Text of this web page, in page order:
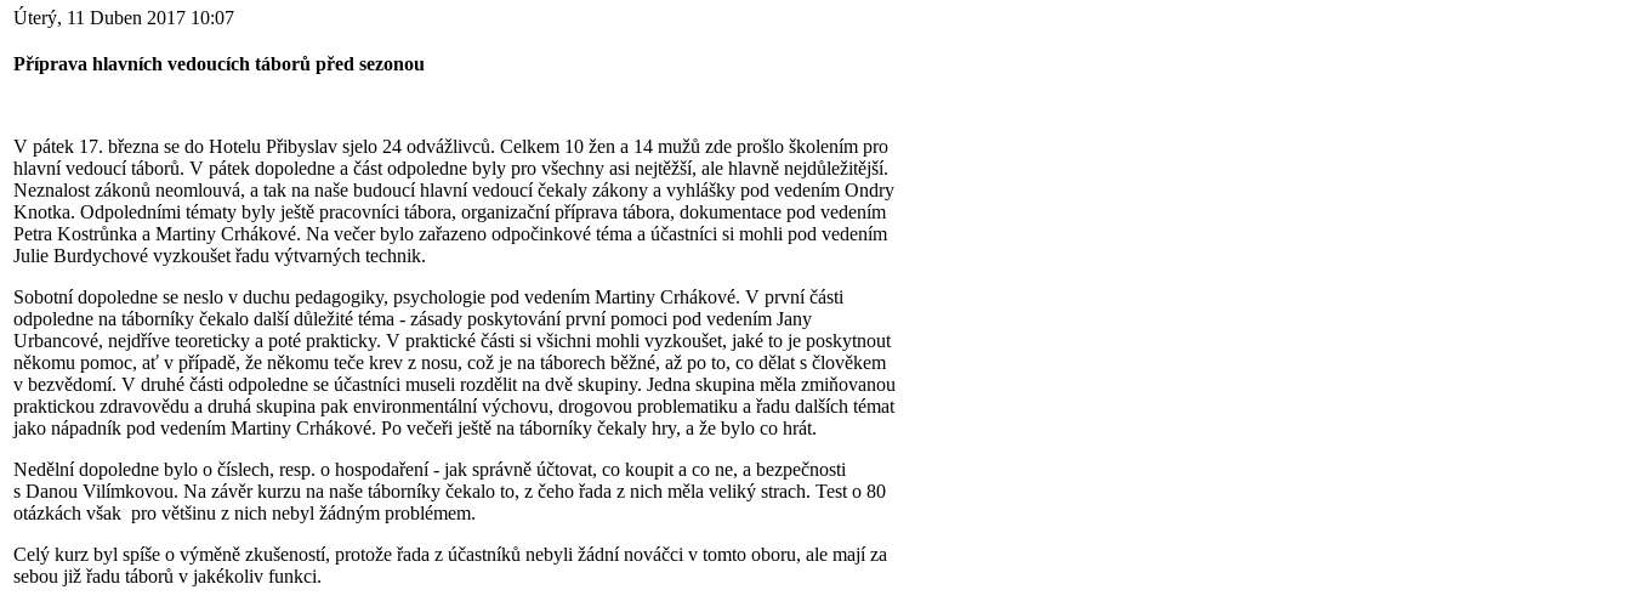
Úterý, 11 Duben 2017 10:07
Příprava hlavních vedoucích táborů před sezonou
V pátek 17. března se do Hotelu Přibyslav sjelo 24 odvážlivců. Celkem 10 žen a 14 mužů zde prošlo školením pro
hlavní vedoucí táborů. V pátek dopoledne a část odpoledne byly pro všechny asi nejtěžší, ale hlavně nejdůležitější.
Neznalost zákonů neomlouvá, a tak na naše budoucí hlavní vedoucí čekaly zákony a vyhlášky pod vedením Ondry
Knotka. Odpoledními tématy byly ještě pracovníci tábora, organizační příprava tábora, dokumentace pod vedením
Petra Kostrůnka a Martiny Crhákové. Na večer bylo zařazeno odpočinkové téma a účastníci si mohli pod vedením
Julie Burdychové vyzkoušet řadu výtvarných technik.
Sobotní dopoledne se neslo v duchu pedagogiky, psychologie pod vedením Martiny Crhákové. V první části
odpoledne na táborníky čekalo další důležité téma - zásady poskytování první pomoci pod vedením Jany
Urbancové, nejdříve teoreticky a poté prakticky. V praktické části si všichni mohli vyzkoušet, jaké to je poskytnout
někomu pomoc, ať v případě, že někomu teče krev z nosu, což je na táborech běžné, až po to, co dělat s člověkem
v bezvědomí. V druhé části odpoledne se účastníci museli rozdělit na dvě skupiny. Jedna skupina měla zmiňovanou
praktickou zdravovědu a druhá skupina pak environmentální výchovu, drogovou problematiku a řadu dalších témat
jako nápadník pod vedením Martiny Crhákové. Po večeři ještě na táborníky čekaly hry, a že bylo co hrát.
Nedělní dopoledne bylo o číslech, resp. o hospodaření - jak správně účtovat, co koupit a co ne, a bezpečnosti
s Danou Vilímkovou. Na závěr kurzu na naše táborníky čekalo to, z čeho řada z nich měla veliký strach. Test o 80
otázkách však pro většinu z nich nebyl žádným problémem.
Celý kurz byl spíše o výměně zkušeností, protože řada z účastníků nebyli žádní nováčci v tomto oboru, ale mají za
sebou již řadu táborů v jakékoliv funkci.